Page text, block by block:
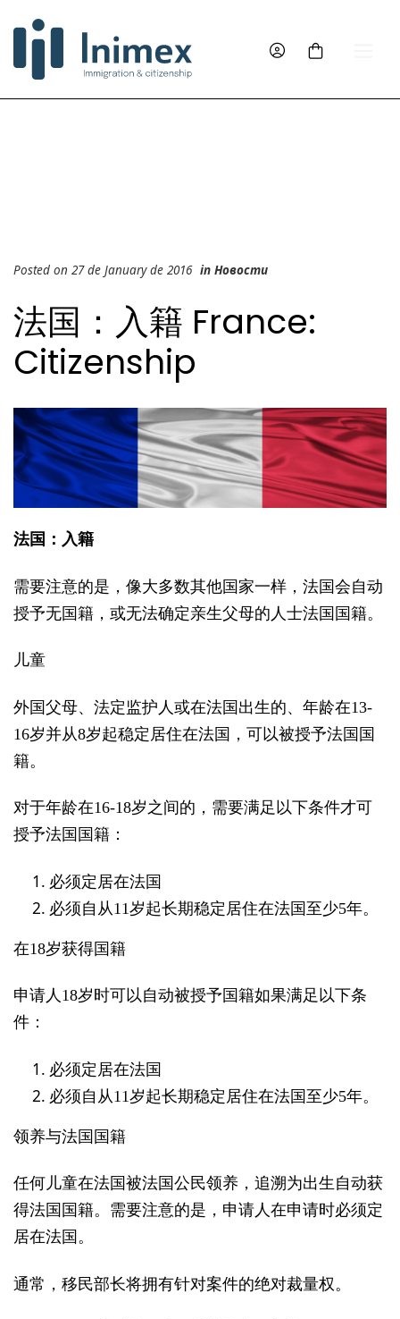
Posted on 27 de January de 2016 in Новости
法国：入籍 France:
Citizenship
法国：入籍
需要注意的是，像大多数其他国家一样，法国会自动
授予无国籍，或无法确定亲生父母的人士法国国籍。
儿童
外国父母、法定监护人或在法国出生的、年龄在13-
16岁并从8岁起稳定居住在法国，可以被授予法国国
籍。
对于年龄在16-18岁之间的，需要满足以下条件才可
授予法国国籍：
必须定居在法国
必须自从11岁起长期稳定居住在法国至少5年。
在18岁获得国籍
申请人 18岁时可以自动被授予国籍如果满足以下条
件：
必须定居在法国
必须自从11岁起长期稳定居住在法国至少5年。
领养与法国国籍
任何儿童在法国被法国公民领养，追溯为出生自动获
得法国国籍。需要注意的是，申请人在申请时必须定
居在法国。
通常，移民部长将拥有针对案件的绝对裁量权。